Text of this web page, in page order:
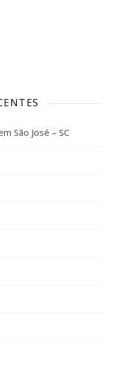
São José – SC